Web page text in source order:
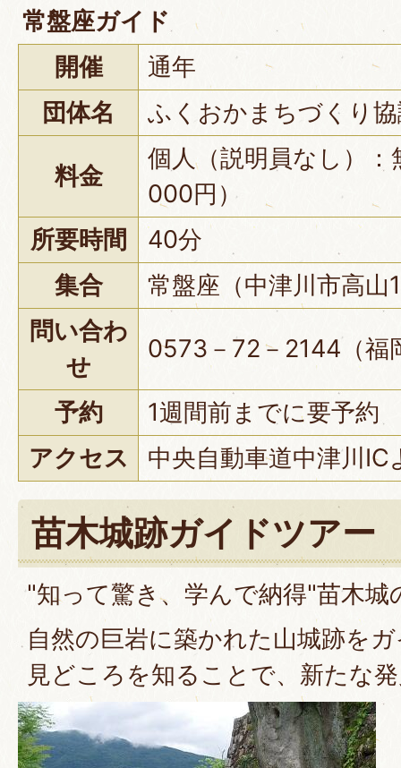
常盤座ガイド
開催
通年
団体名
ふくおかまちづくり
料金
個人（説明員なし）
000円）
所要時間
40分
集合
常盤座（中津川市高山
問い合わ
せ
0573－72－2144（福
予約
1週間前までに要予約
アクセス
中央自動車道中津川
苗木城跡ガイドツアー
"知って驚き、学んで納得"苗木城
自然の巨岩に築かれた山城跡を
見どころを知ることで、新たな